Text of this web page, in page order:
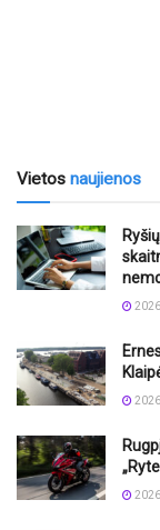
Vietos naujienos